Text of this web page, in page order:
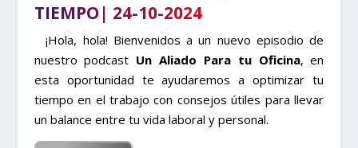
TIEMPO| 24-10-2024
¡Hola, hola! Bienvenidos a un nuevo episodio de
nuestro podcast Un Aliado Para tu Oficina, en
esta oportunidad te ayudaremos a optimizar tu
tiempo en el trabajo con consejos útiles para llevar
un balance entre tu vida laboral y personal.